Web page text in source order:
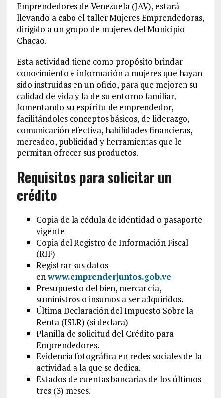
Emprendedores de Venezuela (JAV), estará
llevando a cabo el taller Mujeres Emprendedoras,
dirigido a un grupo de mujeres del Municipio
Chacao.
Esta actividad tiene como propósito brindar
conocimiento e información a mujeres que hayan
sido instruidas en un oficio, para que mejoren su
calidad de vida y la de su entorno familiar,
fomentando su espíritu de emprendedor,
facilitándoles conceptos básicos, de liderazgo,
comunicación efectiva, habilidades financieras,
mercadeo, publicidad y herramientas que le
permitan ofrecer sus productos.
Requisitos para solicitar un
crédito
Copia de la cédula de identidad o pasaporte
vigente
Copia del Registro de Información Fiscal
(RIF)
Registrar sus datos
enwww.emprenderjuntos.gob.ve
Presupuesto del bien, mercancía,
suministros o insumos a ser adquiridos.
Última Declaración del Impuesto Sobre la
Renta (ISLR) (si declara)
Planilla de solicitud del Crédito para
Emprendedores.
Evidencia fotográfica en redes sociales de la
actividad a la que se dedica.
Estados de cuentas bancarias de los últimos
tres (3) meses.